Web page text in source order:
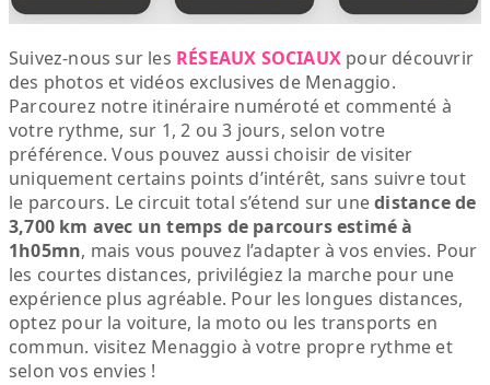
Suivez-nous sur les RÉSEAUX SOCIAUX pour découvrir
des photos et vidéos exclusives de Menaggio.
Parcourez notre itinéraire numéroté et commenté à
votre rythme, sur 1, 2 ou 3 jours, selon votre
préférence. Vous pouvez aussi choisir de visiter
uniquement certains points d’intérêt, sans suivre tout
le parcours. Le circuit total s’étend sur unedistance de
3,700 km avec un temps de parcours estimé à
1h05mn, mais vous pouvez l’adapter à vos envies. Pour
les courtes distances, privilégiez la marche pour une
expérience plus agréable. Pour les longues distances,
optez pour la voiture, la moto ou les transports en
commun. visitez Menaggio à votre propre rythme et
selon vos envies !